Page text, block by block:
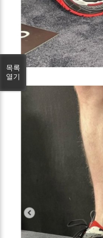
목록
열기